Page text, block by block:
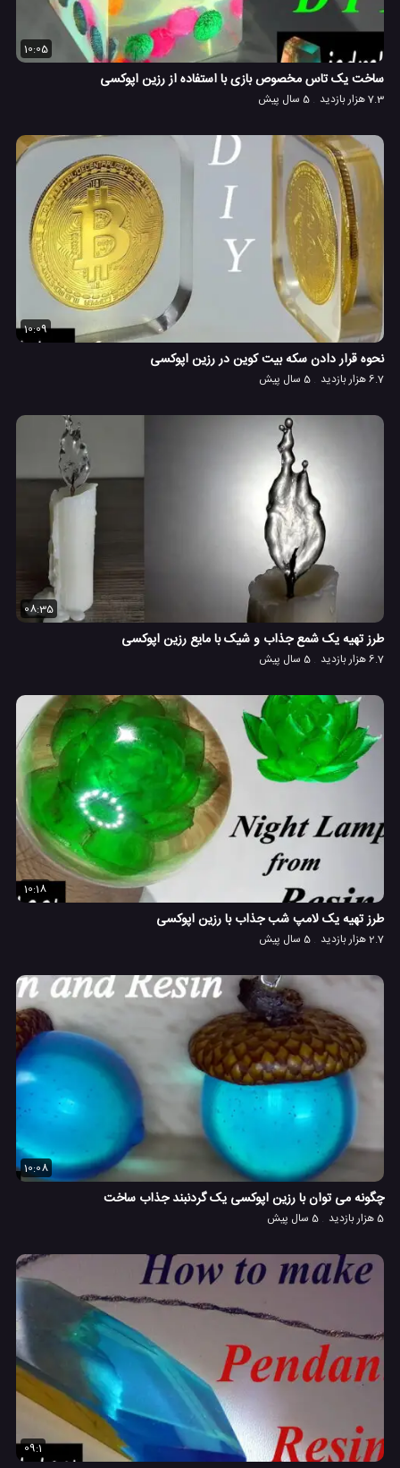
10:05
ساخت یک تاس مخصوص بازی با استفاده از رزین اپوکسی
7.3 هزار بازدید 5 سال پیش
10:09
نحوه قرار دادن سکه بیت کوین در رزین اپوکسی
6.7 هزار بازدید 5 سال پیش
08:35
طرز تهیه یک شمع جذاب و شیک با مایع رزین اپوکسی
6.7 هزار بازدید 5 سال پیش
10:18
طرز تهیه یک لامپ شب جذاب با رزین اپوکسی
2.7 هزار بازدید 5 سال پیش
10:08
چگونه می توان با رزین اپوکسی یک گردنبند جذاب ساخت
5 هزار بازدید 5 سال پیش
09:1